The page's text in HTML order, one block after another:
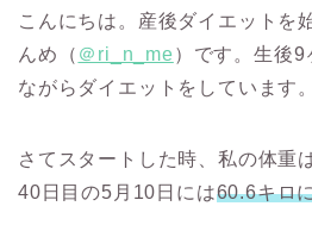
こんにちは。産後ダイエットを
んめ（ ＠ri_n_me）です。生後9
ながらダイエットをしています。
さてスタートした時、私の体重
40日目の5月10日には60.6キロ